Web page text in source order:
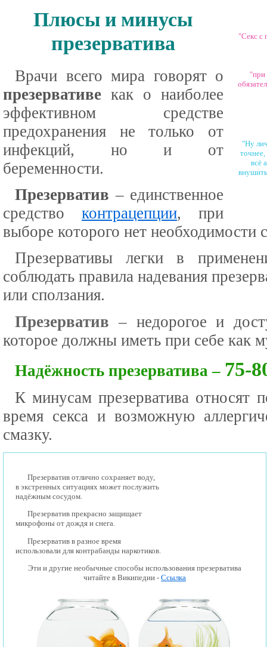
"Секс с
"при
"Ну
всё
Плюсы и минусы
презерватива
Врачи всего мира говорят о
презервативе как о наиболее
эффективном средстве
предохранения не только от
инфекций, но и от
беременности.
Презерватив – единственное
средство контрацепции, при
выборе которого нет необходимости
Презервативы легки в
соблюдать правила надевания
или сползания.
Презерватив – недорогое и
которое должны иметь при себе
Надёжность презерватива – 75-
К минусам презерватива относят
время секса и возможную
смазку.
Презерватив отлично сохраняет воду,
в экстренных ситуациях может послужить
надёжным сосудом.
Презерватив прекрасно защищает
микрофоны от дождя и снега.
Презерватив в разное время
использовали для контрабанды наркотиков.
Эти и другие необычные способы использования презерватива
читайте в Википедии - Ссылка